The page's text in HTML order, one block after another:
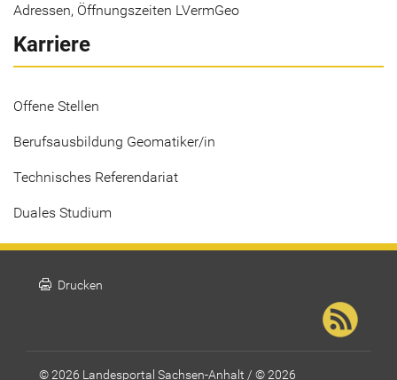
Adressen, Öffnungszeiten LVermGeo
Karriere
Offene Stellen
Berufsausbildung Geomatiker/in
Technisches Referendariat
Duales Studium
print Drucken
© 2026 Landesportal Sachsen-Anhalt / © 2026